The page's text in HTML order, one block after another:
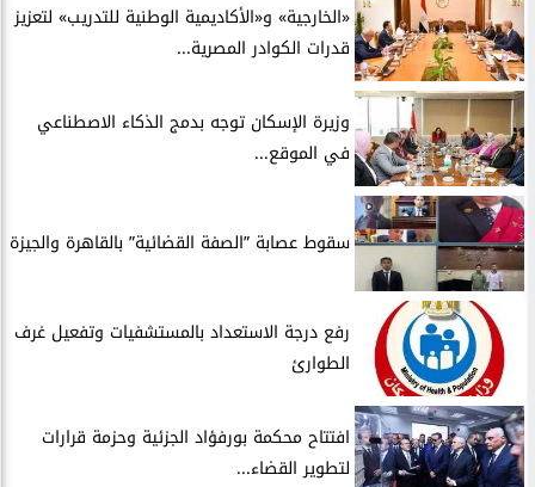
​«الخارجية» و«الأكاديمية الوطنية للتدريب» لتعزيز
قدرات الكوادر المصرية...
​وزيرة الإسكان توجه بدمج الذكاء الاصطناعي
في الموقع...
سقوط عصابة ”الصفة القضائية” بالقاهرة والجيزة
​رفع درجة الاستعداد بالمستشفيات وتفعيل غرف
الطوارئ
افتتاح محكمة بورفؤاد الجزئية وحزمة قرارات
لتطوير القضاء...